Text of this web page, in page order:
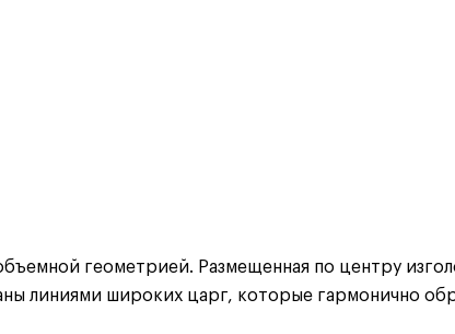
геометрией. Размещенная по центру
линиями широких царг, которые гармонично